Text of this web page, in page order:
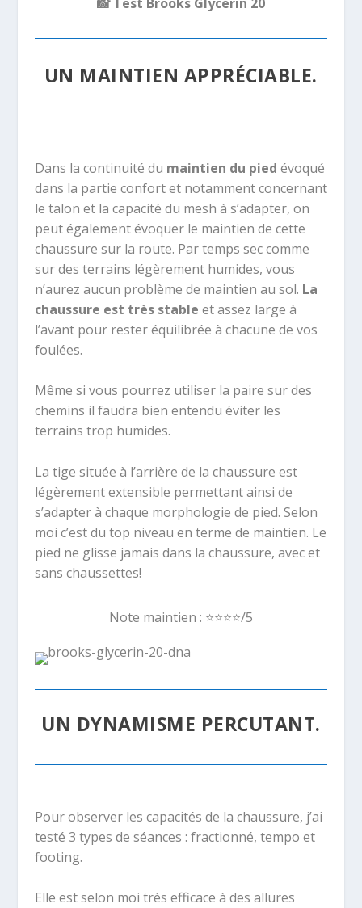
UN MAINTIEN APPRÉCIABLE.
Dans la continuité du maintien du pied évoqué
dans la partie confort et notamment concernant
le talon et la capacité du mesh à s’adapter, on
peut également évoquer le maintien de cette
chaussure sur la route. Par temps sec comme
sur des terrains légèrement humides, vous
n’aurez aucun problème de maintien au sol. La
chaussure est très stable et assez large à
l’avant pour rester équilibrée à chacune de vos
foulées.
Même si vous pourrez utiliser la paire sur des
chemins il faudra bien entendu éviter les
terrains trop humides.
La tige située à l’arrière de la chaussure est
légèrement extensible permettant ainsi de
s’adapter à chaque morphologie de pied. Selon
moi c’est du top niveau en terme de maintien. Le
pied ne glisse jamais dans la chaussure, avec et
sans chaussettes!
Note maintien : ⭐️⭐️⭐️⭐️/5
UN DYNAMISME PERCUTANT.
Pour observer les capacités de la chaussure, j’ai
testé 3 types de séances : fractionné, tempo et
footing.
Elle est selon moi très efficace à des allures